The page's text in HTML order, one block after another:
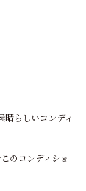
らしいコンディ
のコンディショ